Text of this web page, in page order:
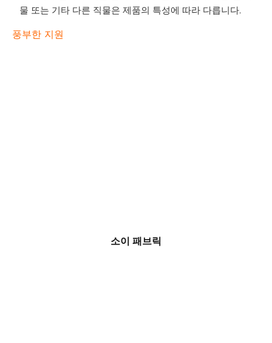
물 또는 기타 다른 직물은 제품의 특성에 따라 다릅니다.
풍부한 지원
소이 패브릭